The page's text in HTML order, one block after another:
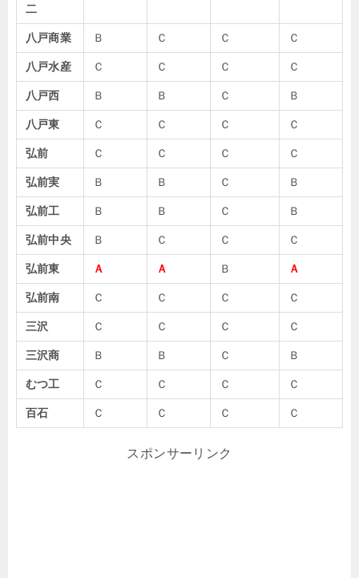
二
八戸商業 Ｂ Ｃ Ｃ Ｃ
八戸水産 Ｃ Ｃ Ｃ Ｃ
八戸西 Ｂ Ｂ Ｃ Ｂ
八戸東 Ｃ Ｃ Ｃ Ｃ
弘前 Ｃ Ｃ Ｃ Ｃ
弘前実 Ｂ Ｂ Ｃ Ｂ
弘前工 Ｂ Ｂ Ｃ Ｂ
弘前中央 Ｂ Ｃ Ｃ Ｃ
弘前東 Ａ Ａ Ｂ Ａ
弘前南 Ｃ Ｃ Ｃ Ｃ
三沢 Ｃ Ｃ Ｃ Ｃ
三沢商 Ｂ Ｂ Ｃ Ｂ
むつ工 Ｃ Ｃ Ｃ Ｃ
百石 Ｃ Ｃ Ｃ Ｃ
スポンサーリンク